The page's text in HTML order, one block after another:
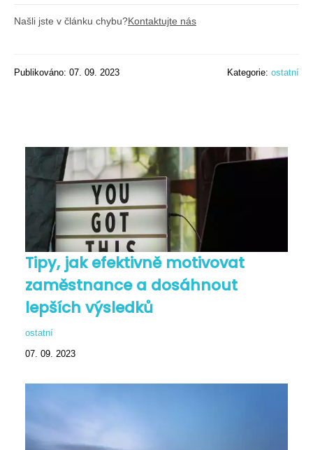
Našli jste v článku chybu?Kontaktujte nás
Publikováno: 07. 09. 2023 Kategorie: ostatní
Tipy, jak efektivně motivovat
zaměstnance a dosáhnout
lepších výsledků
ostatní
07. 09. 2023